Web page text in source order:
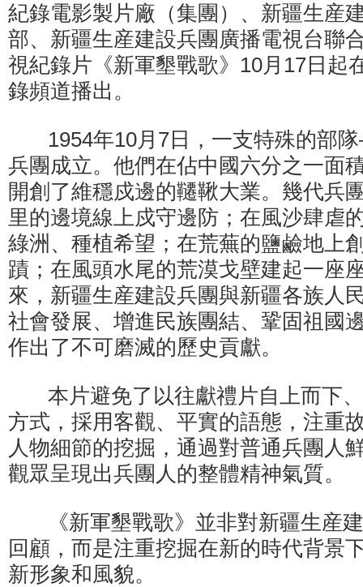
紀錄電影製片廠（集團）、新疆生産
部、新疆生産建設兵團廣播電視台聯
視紀錄片《新軍墾戰歌》10月17日起
錄頻道播出。
1954年10月7日，一支特殊的部
兵團成立。他們在佔中國六分之一面
開創了維穩戍邊的韆鞦大業。幾代兵
里的邊境線上戍守邊防；在風沙肆虐
綠洲、種植希望；在荒蕪的鹽鹼地上
蹟；在風頭水尾的荒漠戈壁建起一座
來，新疆生産建設兵團與新疆各族人
社會發展、增進民族團結、鞏固祖國
作出了不可磨滅的歷史貢獻。
本片避免了以往獻禮片自上而下、
方式，採用客觀、平實的語態，注重
人物細節的挖掘，通過對普通兵團人
觀眾呈現出兵團人的整體精神氣質。
《新軍墾戰歌》並非對新疆生産建
回顧，而是注重挖掘在新的時代背景
新形象和風貌。